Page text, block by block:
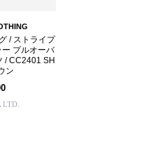
/ ストライプ
プルオーバ
/ CC2401 SH
ン
LTD.